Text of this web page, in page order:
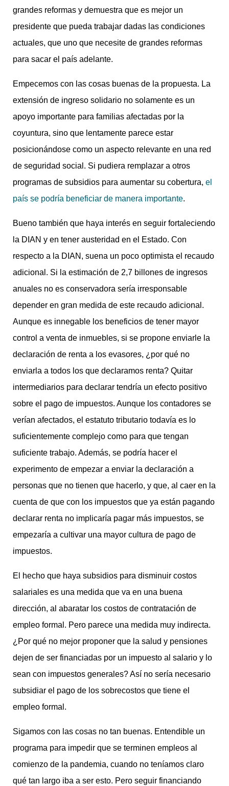
grandes reformas y demuestra que es mejor un
presidente que pueda trabajar dadas las condiciones
actuales, que uno que necesite de grandes reformas
para sacar el país adelante.
Empecemos con las cosas buenas de la propuesta. La
extensión de ingreso solidario no solamente es un
apoyo importante para familias afectadas por la
coyuntura, sino que lentamente parece estar
posicionándose como un aspecto relevante en una red
de seguridad social. Si pudiera remplazar a otros
programas de subsidios para aumentar su cobertura, el
país se podría beneficiar de manera importante.
Bueno también que haya interés en seguir fortaleciendo
la DIAN y en tener austeridad en el Estado. Con
respecto a la DIAN, suena un poco optimista el recaudo
adicional. Si la estimación de 2,7 billones de ingresos
anuales no es conservadora sería irresponsable
depender en gran medida de este recaudo adicional.
Aunque es innegable los beneficios de tener mayor
control a venta de inmuebles, si se propone enviarle la
declaración de renta a los evasores, ¿por qué no
enviarla a todos los que declaramos renta? Quitar
intermediarios para declarar tendría un efecto positivo
sobre el pago de impuestos. Aunque los contadores se
verían afectados, el estatuto tributario todavía es lo
suficientemente complejo como para que tengan
suficiente trabajo. Además, se podría hacer el
experimento de empezar a enviar la declaración a
personas que no tienen que hacerlo, y que, al caer en la
cuenta de que con los impuestos que ya están pagando
declarar renta no implicaría pagar más impuestos, se
empezaría a cultivar una mayor cultura de pago de
impuestos.
El hecho que haya subsidios para disminuir costos
salariales es una medida que va en una buena
dirección, al abaratar los costos de contratación de
empleo formal. Pero parece una medida muy indirecta.
¿Por qué no mejor proponer que la salud y pensiones
dejen de ser financiadas por un impuesto al salario y lo
sean con impuestos generales? Así no sería necesario
subsidiar el pago de los sobrecostos que tiene el
empleo formal.
Sigamos con las cosas no tan buenas. Entendible un
programa para impedir que se terminen empleos al
comienzo de la pandemia, cuando no teníamos claro
qué tan largo iba a ser esto. Pero seguir financiando